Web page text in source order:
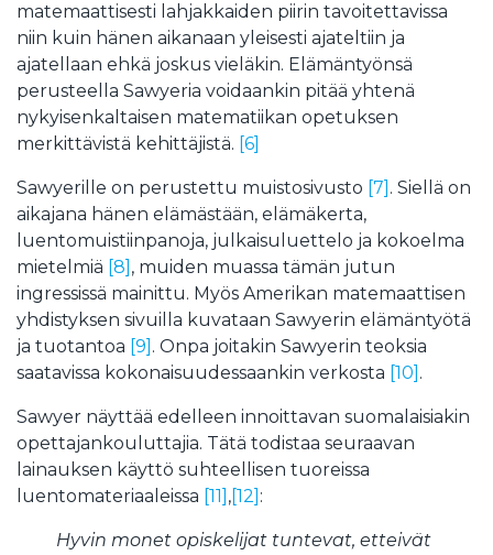
matemaattisesti lahjakkaiden piirin tavoitettavissa
niin kuin hänen aikanaan yleisesti ajateltiin ja
ajatellaan ehkä joskus vieläkin. Elämäntyönsä
perusteella Sawyeria voidaankin pitää yhtenä
nykyisenkaltaisen matematiikan opetuksen
merkittävistä kehittäjistä. [6]
Sawyerille on perustettu muistosivusto [7] . Siellä on
aikajana hänen elämästään, elämäkerta,
luentomuistiinpanoja, julkaisuluettelo ja kokoelma
mietelmiä [8] , muiden muassa tämän jutun
ingressissä mainittu. Myös Amerikan matemaattisen
yhdistyksen sivuilla kuvataan Sawyerin elämäntyötä
ja tuotantoa [9] . Onpa joitakin Sawyerin teoksia
saatavissa kokonaisuudessaankin verkosta [10] .
Sawyer näyttää edelleen innoittavan suomalaisiakin
opettajankouluttajia. Tätä todistaa seuraavan
lainauksen käyttö suhteellisen tuoreissa
luentomateriaaleissa [11] ,[12] :
Hyvin monet opiskelijat tuntevat, etteivät